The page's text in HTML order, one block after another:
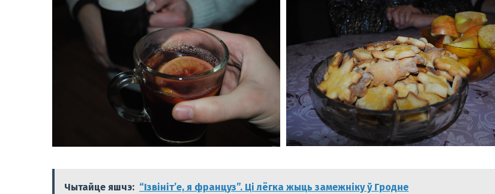
Чытайце яшчэ: “Ізвініт’е, я француз”. Ці лёгка жыць замежніку ў Гродне